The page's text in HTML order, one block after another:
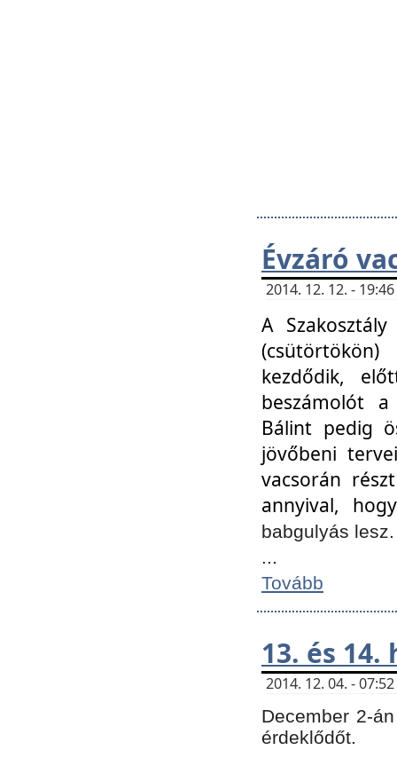
Évzáró
2014. 12. 12. -
A
kezdődik,
beszámolót
Bálint pedig
jövőbeni
vacsorán
annyival,
babgulyás
...
Tovább
13. és
2014. 12. 04. -
December 2-
érdeklődőt.